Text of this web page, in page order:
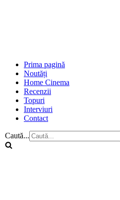
Prima pagină
Noutăți
Home Cinema
Recenzii
Topuri
Interviuri
Contact
Caută...